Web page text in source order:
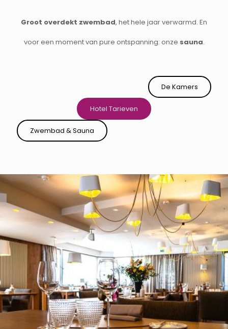
Groot overdekt zwembad, het hele jaar verwarmd. En
voor een moment van pure ontspanning: onze sauna.
De Kamers
Hotel Tarieven
Zwembad & Sauna